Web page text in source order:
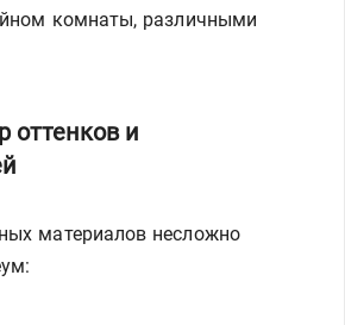
комнаты, различными
оттенков и
материалов несложно